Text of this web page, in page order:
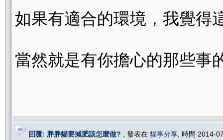
如果有適合的環境，我覺得
當然就是有你擔心的那些事
回覆: 胖胖貓要減肥該怎麼做? , 發表在 貓事分享 , 時間 2014-